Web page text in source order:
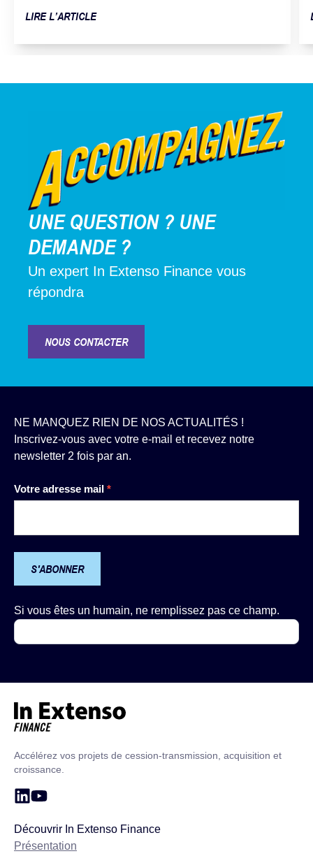
LIRE L’ARTICLE
UNE QUESTION ? UNE
DEMANDE ?
Un expert In Extenso Finance vous
répondra
NOUS CONTACTER
NE MANQUEZ RIEN DE NOS ACTUALITÉS !
Inscrivez-vous avec votre e-mail et recevez notre
newsletter 2 fois par an.
Votre adresse mail *
S'ABONNER
Si vous êtes un humain, ne remplissez pas ce champ.
Accélérez vos projets de cession-transmission, acquisition et
croissance.
Découvrir In Extenso Finance
Présentation